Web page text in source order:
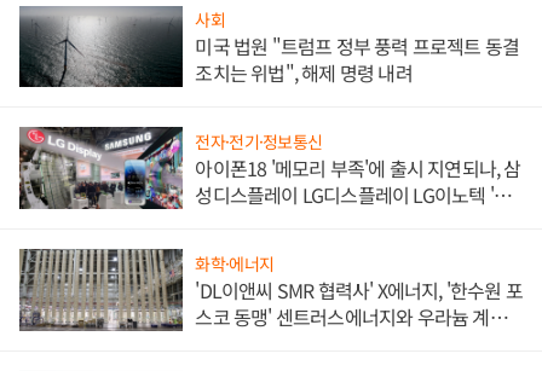
사회
미국 법원 "트럼프 정부 풍력 프로젝트 동결
조치는 위법", 해제 명령 내려
전자·전기·정보통신
아이폰18 '메모리 부족'에 출시 지연되나, 삼
성디스플레이 LG디스플레이 LG이노텍 '탈
화학·에너지
'DL이앤씨 SMR 협력사' X에너지, '한수원 포
스코 동맹' 센트러스에너지와 우라늄 계약